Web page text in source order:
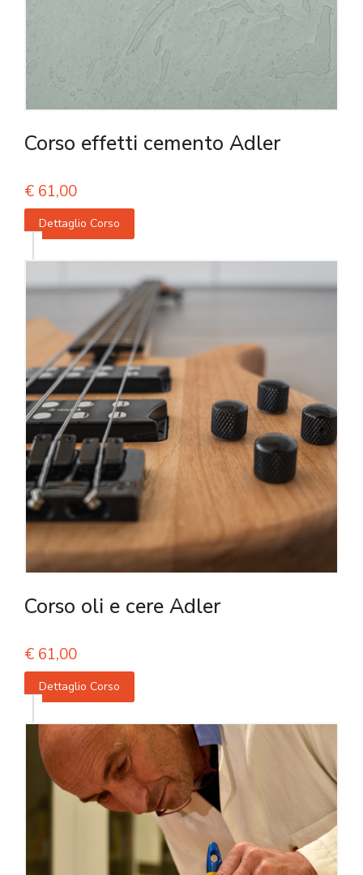
Corso effetti cemento Adler
€ 61,00
Dettaglio Corso
Corso oli e cere Adler
€ 61,00
Dettaglio Corso